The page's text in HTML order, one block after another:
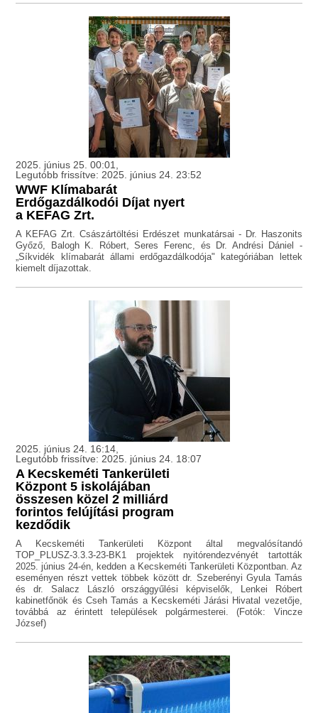
2025. június 25. 00:01,
Legutóbb frissítve: 2025. június 24. 23:52
WWF Klímabarát
Erdőgazdálkodói Díjat nyert
a KEFAG Zrt.
A KEFAG Zrt. Császártöltési Erdészet munkatársai - Dr. Haszonits
Győző, Balogh K. Róbert, Seres Ferenc, és Dr. Andrési Dániel -
„Síkvidék klímabarát állami erdőgazdálkodója" kategóriában lettek
kiemelt díjazottak.
2025. június 24. 16:14,
Legutóbb frissítve: 2025. június 24. 18:07
A Kecskeméti Tankerületi
Központ 5 iskolájában
összesen közel 2 milliárd
forintos felújítási program
kezdődik
A Kecskeméti Tankerületi Központ által megvalósítandó
TOP_PLUSZ-3.3.3-23-BK1 projektek nyitórendezvényét tartották
2025. június 24-én, kedden a Kecskeméti Tankerületi Központban. Az
eseményen részt vettek többek között dr. Szeberényi Gyula Tamás
és dr. Salacz László országgyűlési képviselők, Lenkei Róbert
kabinetfőnök és Cseh Tamás a Kecskeméti Járási Hivatal vezetője,
továbbá az érintett települések polgármesterei. (Fotók: Vincze
József)